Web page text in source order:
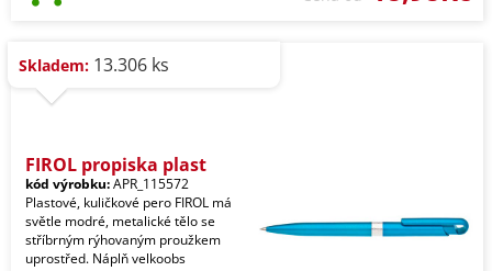
Skladem: 13.306 ks
FIROL propiska plast
kód výrobku:APR_115572
Plastové, kuličkové pero FIROL má
světle modré, metalické tělo se
stříbrným rýhovaným proužkem
uprostřed. Náplň velkoobs